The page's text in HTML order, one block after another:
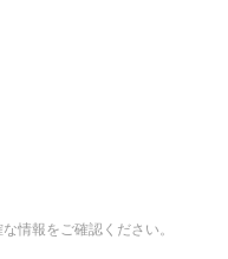
情報をご確認ください。